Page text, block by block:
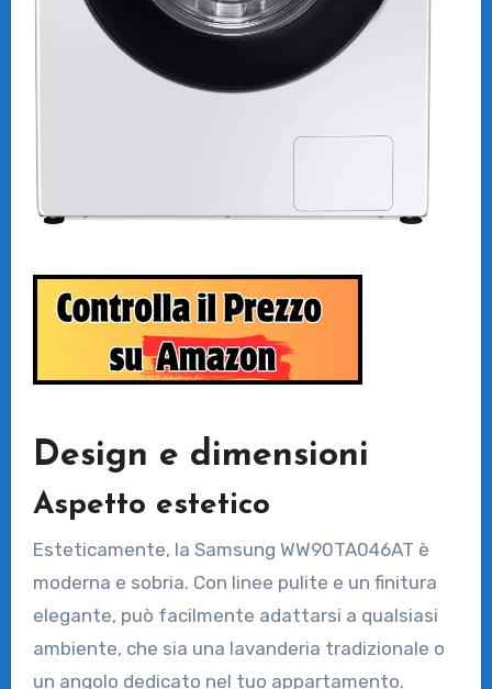
Design e dimensioni
Aspetto estetico
Esteticamente, la Samsung WW90TA046AT è
moderna e sobria. Con linee pulite e un finitura
elegante, può facilmente adattarsi a qualsiasi
ambiente, che sia una lavanderia tradizionale o
un angolo dedicato nel tuo appartamento.